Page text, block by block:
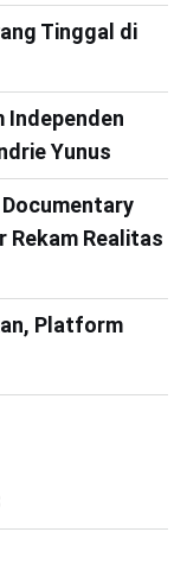
Tinggal di
Independen
Yunus
Rekam Realitas
Platform